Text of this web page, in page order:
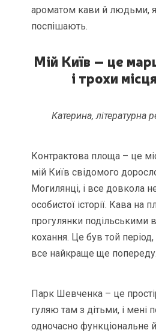
ароматом кави й людьми,
поспішають.
Мій Київ – це
і трохи
Катерина, літературна
Контрактова площа – це
мій Київ свідомого
Могилянці, і все довкола
особистої історії. Кава на
прогулянки подільськими
кохання. Це був той
все найкраще ще попереду.
Парк Шевченка – це
гуляю там з дітьми, і мені
одночасно функціональне